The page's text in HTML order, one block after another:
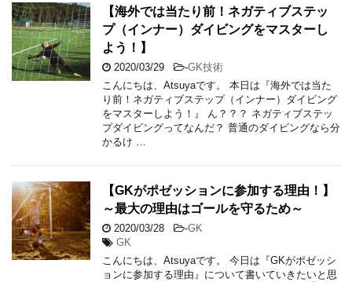
【海外では当たり前！ネガティブステッ
プ（インナー）ダイビングをマスターし
よう！】
2020/03/29 -GK技術
こんにちは、Atsuyaです。 本日は『海外では当た
り前！ネガティブステップ（インナー）ダイビング
をマスターしよう！』 ん？？？ ネガティブステッ
プダイビングってなんだ？ 普通のダイビングなら分
かるけ …
【GKがポゼッションに参加する理由！】
～最大の理由はゴールを守るため～
2020/03/28 -GK
GK
こんにちは、Atsuyaです。 今日は『GKがポゼッシ
ョンに参加する理由』について書いていきたいと思